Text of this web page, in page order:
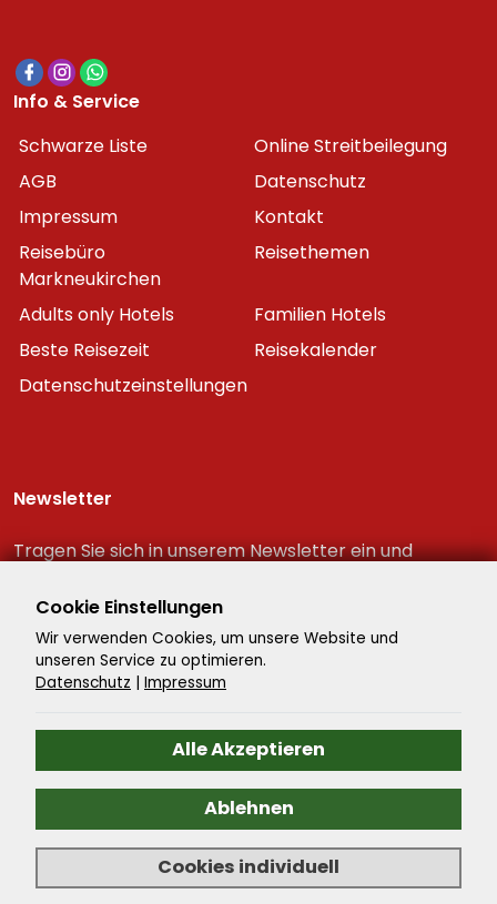
Info & Service
Schwarze Liste
Online Streitbeilegung
AGB
Datenschutz
Impressum
Kontakt
Reisebüro
Markneukirchen
Reisethemen
Adults only Hotels
Familien Hotels
Beste Reisezeit
Reisekalender
Datenschutzeinstellungen
Newsletter
Tragen Sie sich in unserem Newsletter ein und
Reiseschnäppchen!
2026- Reisenavigator - Alle Rechte vorbehalten. -
Reiseportalby ATeO-CMS.Travel
Cookie Einstellungen
Wir verwenden Cookies, um unsere Website und
unseren Service zu optimieren.
Datenschutz | Impressum
Alle Akzeptieren
Ablehnen
Cookies individuell